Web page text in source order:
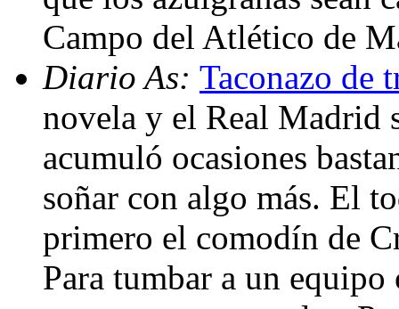
Campo del Atlético de
Diario As: Taconazo de
novela y el Real Madrid
acumuló ocasiones
soñar con algo más. El
primero el comodín de
Para tumbar a un equipo